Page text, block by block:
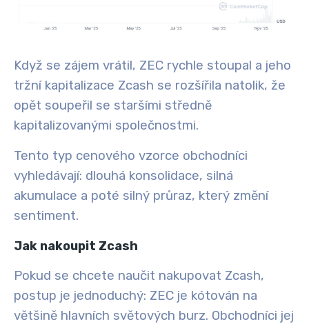
Když se zájem vrátil, ZEC rychle stoupal a jeho
tržní kapitalizace Zcash se rozšířila natolik, že
opět soupeřil se staršími středně
kapitalizovanými společnostmi.
Tento typ cenového vzorce obchodníci
vyhledávají: dlouhá konsolidace, silná
akumulace a poté silný průraz, který změní
sentiment.
Jak nakoupit Zcash
Pokud se chcete naučit nakupovat Zcash,
postup je jednoduchý: ZEC je kótován na
většině hlavních světových burz. Obchodníci jej